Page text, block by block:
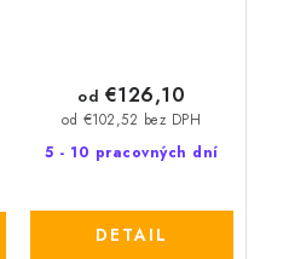
5 - 10 pracovných dní
od €102,52 bez DPH
od €126,10
DETAIL